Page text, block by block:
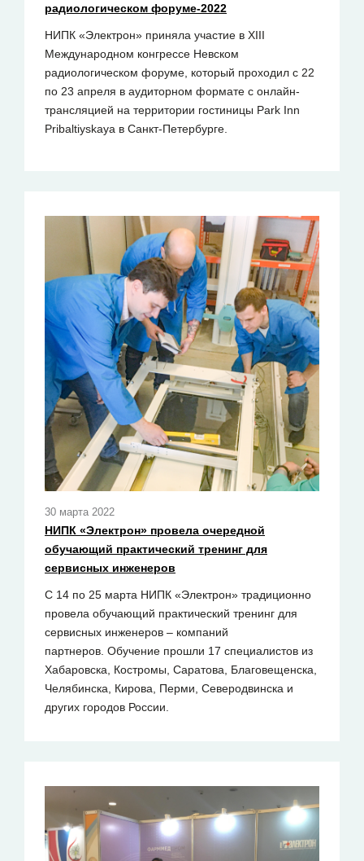
радиологическом форуме-2022
НИПК «Электрон» приняла участие в XIII
Международном конгрессе Невском
радиологическом форуме, который проходил с 22
по 23 апреля в аудиторном формате с онлайн-
трансляцией на территории гостиницы Park Inn
Pribaltiyskaya в Санкт-Петербурге.
30 марта 2022
НИПК «Электрон» провела очередной
обучающий практический тренинг для
сервисных инженеров
C 14 по 25 марта НИПК «Электрон» традиционно
провела обучающий практический тренинг для
сервисных инженеров – компаний
партнеров. Обучение прошли 17 специалистов из
Хабаровска, Костромы, Саратова, Благовещенска,
Челябинска, Кирова, Перми, Северодвинска и
других городов России.